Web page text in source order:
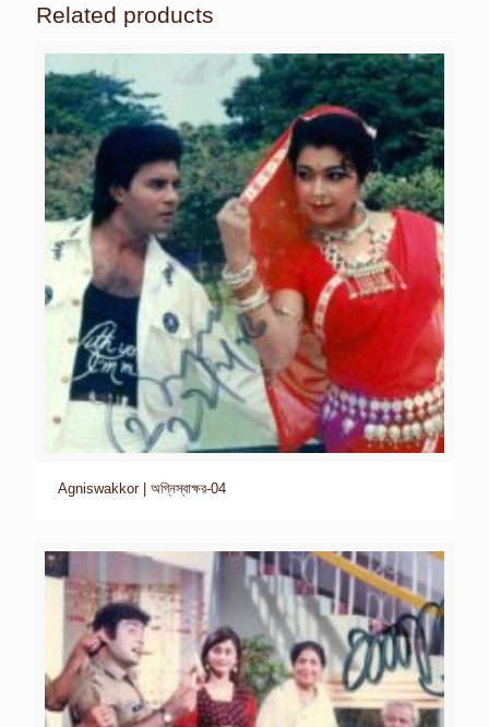
Related products
Agniswakkor | অগ্নিস্বাক্ষর-04